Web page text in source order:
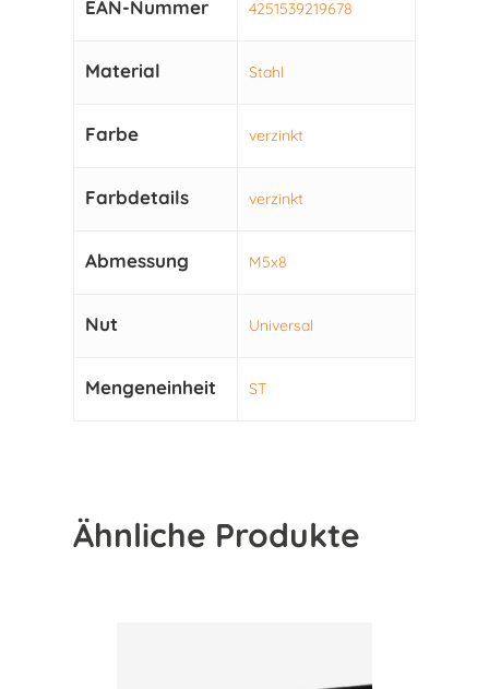
EAN-Nummer 4251539219678
Material Stahl
Farbe verzinkt
Farbdetails verzinkt
Abmessung M5x8
Nut Universal
Mengeneinheit ST
Ähnliche Produkte